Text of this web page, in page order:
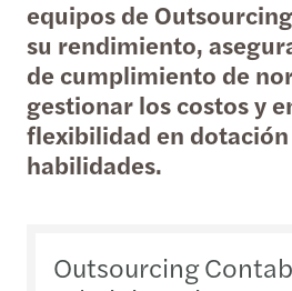
equipos de
su rendimiento,
de cumplimiento de
gestionar los costos y
flexibilidad en
habilidades.
Outsourcing